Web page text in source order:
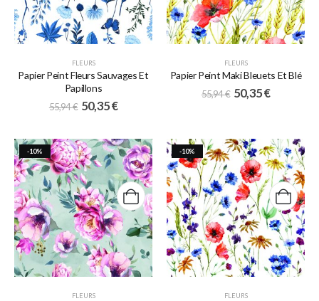
FLEURS
Papier Peint Fleurs Sauvages Et
Papillons
55,94€ 50,35€
FLEURS
Papier Peint Maki Bleuets Et Blé
55,94€ 50,35€
-10%
FLEURS
-10%
FLEURS